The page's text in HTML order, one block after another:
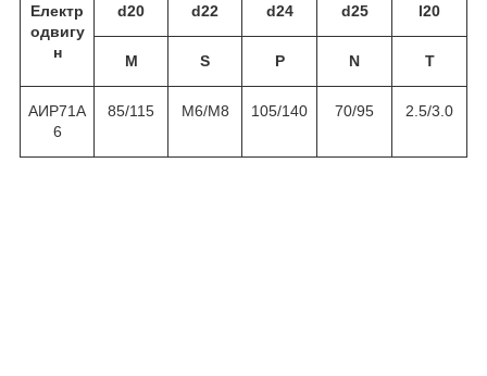
Електр
одвигу
н
d20 d22 d24 d25 l20
M S P N T
АИР71А
6
85/115 M6/M8 105/140 70/95 2.5/3.0